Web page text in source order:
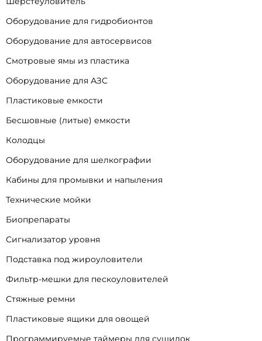
Оборудование для гидробионтов
Оборудование для автосервисов
Смотровые ямы из пластика
Оборудование для АЗС
Пластиковые емкости
Бесшовные (литые) емкости
Колодцы
Оборудование для шелкографии
Кабины для промывки и напыления
Технические мойки
Биопрепараты
Сигнализатор уровня
Подставка под жироуловители
Фильтр-мешки для пескоуловителей
Стяжные ремни
Пластиковые ящики для овощей